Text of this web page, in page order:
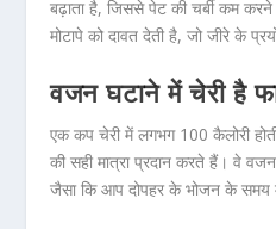
बढ़ाता है, जिससे पेट की चर्बी कम करने
मोटापे को दावत देती है, जो जीरे के
वजन घटाने में चेरी है
एक कप चेरी में लगभग 100 कैलोरी
की सही मात्रा प्रदान करते हैं। वे
जैसा कि आप दोपहर के भोजन के समय